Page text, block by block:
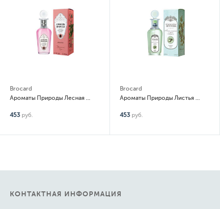
Brocard
Ароматы Природы Лесная земляника и полевые травы
453 руб.
Brocard
Ароматы Природы Листья томата и черная смородина
453 руб.
КОНТАКТНАЯ ИНФОРМАЦИЯ